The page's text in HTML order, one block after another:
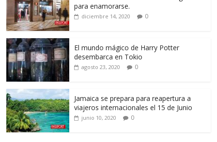
para enamorarse.
diciembre 14, 2020 0
El mundo mágico de Harry Potter
desembarca en Tokio
agosto 23, 2020 0
Jamaica se prepara para reapertura a
viajeros internacionales el 15 de Junio
junio 10, 2020 0